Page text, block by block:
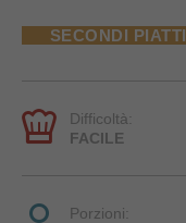
SECONDI PIATTI
Difficoltà:
FACILE
Porzioni: